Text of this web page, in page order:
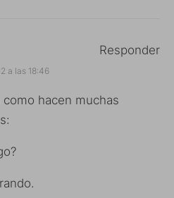
a las 18:46
hacen muchas
Responder